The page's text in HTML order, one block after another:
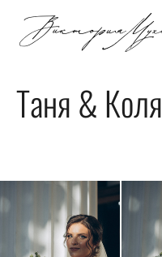
Таня & Коля